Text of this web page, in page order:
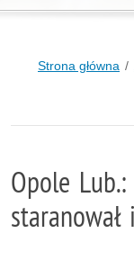
Strona główna
Opole